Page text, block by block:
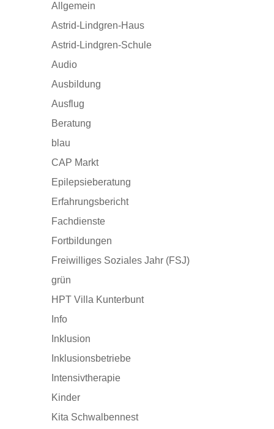
Allgemein
Astrid-Lindgren-Haus
Astrid-Lindgren-Schule
Audio
Ausbildung
Ausflug
Beratung
blau
CAP Markt
Epilepsieberatung
Erfahrungsbericht
Fachdienste
Fortbildungen
Freiwilliges Soziales Jahr (FSJ)
grün
HPT Villa Kunterbunt
Info
Inklusion
Inklusionsbetriebe
Intensivtherapie
Kinder
Kita Schwalbennest